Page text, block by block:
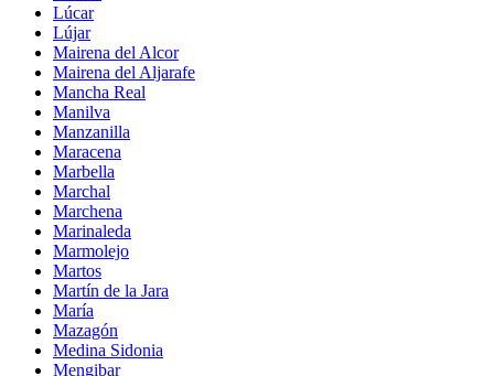
Lúcar
Lújar
Mairena del Alcor
Mairena del Aljarafe
Mancha Real
Manilva
Manzanilla
Maracena
Marbella
Marchal
Marchena
Marinaleda
Marmolejo
Martos
Martín de la Jara
María
Mazagón
Medina Sidonia
Mengibar